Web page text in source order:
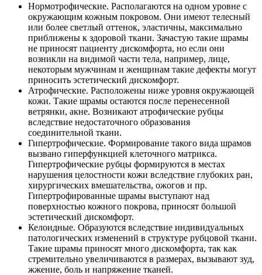
Нормотрофические. Располагаются на одном уровне с
окружающим кожным покровом. Они имеют телесный
или более светлый оттенок, эластичны, максимально
приближены к здоровой ткани. Зачастую такие шрамы
не приносят пациенту дискомфорта, но если они
возникли на видимой части тела, например, лице,
некоторым мужчинам и женщинам такие дефекты могут
приносить эстетический дискомфорт.
Атрофические. Расположены ниже уровня окружающей
кожи. Такие шрамы остаются после перенесенной
ветрянки, акне. Возникают атрофические рубцы
вследствие недостаточного образования
соединительной ткани.
Гипертрофические. Формирование такого вида шрамов
вызвано гиперфункцией клеточного матрикса.
Гипертрофические рубцы формируются в местах
нарушения целостности кожи вследствие глубоких ран,
хирургических вмешательства, ожогов и пр.
Гипертрофированные шрамы выступают над
поверхностью кожного покрова, приносят большой
эстетический дискомфорт.
Келоидные. Образуются вследствие индивидуальных
патологических изменений в структуре рубцовой ткани.
Такие шрамы приносят много дискомфорта, так как
стремительно увеличиваются в размерах, вызывают зуд,
жжение, боль и напряжение тканей.